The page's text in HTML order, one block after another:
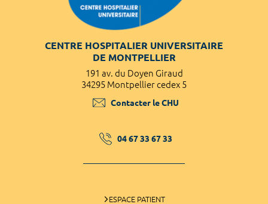
CENTRE HOSPITALIER UNIVERSITAIRE
DE MONTPELLIER
191 av. du Doyen Giraud
34295 Montpellier cedex 5
Contacter le CHU
04 67 33 67 33
ESPACE PATIENT